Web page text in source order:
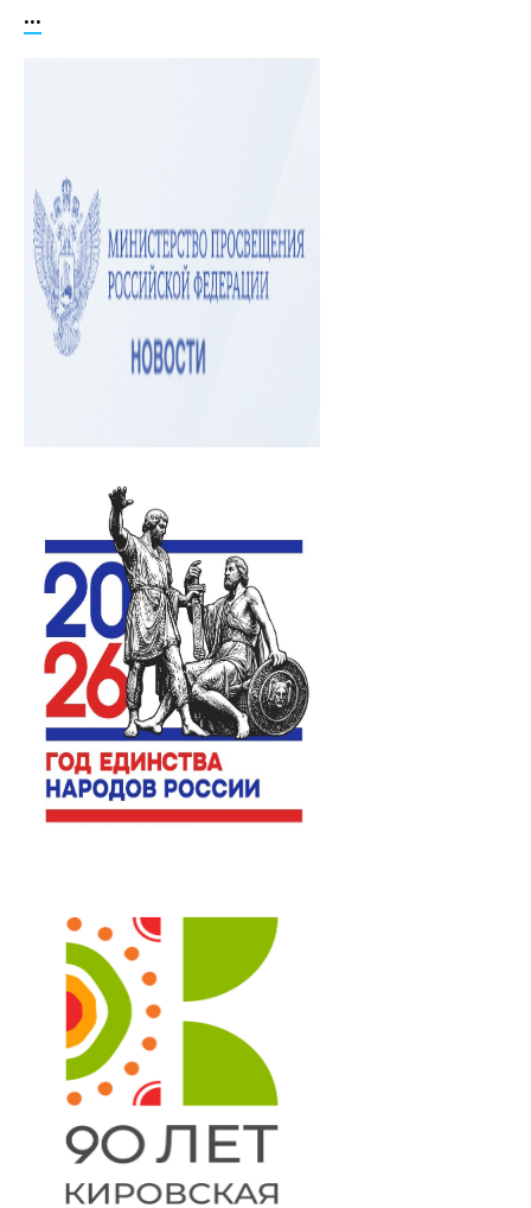
...